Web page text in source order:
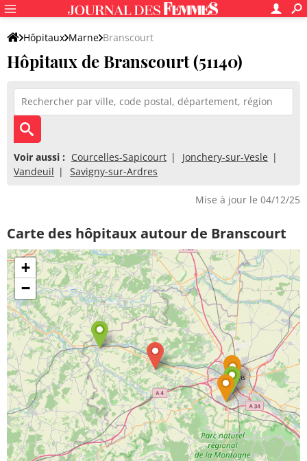
Hôpitaux Marne Branscourt
Hôpitaux de Branscourt (51140)
Voir aussi : Courcelles-Sapicourt
Jonchery-sur-Vesle
Vandeuil
Savigny-sur-Ardres
Mise à jour le 04/12/25
Carte des hôpitaux autour de Branscourt
+
−